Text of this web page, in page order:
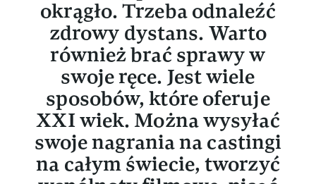
okrągło. Trzeba odnaleźć
zdrowy dystans. Warto
również brać sprawy w
swoje ręce. Jest wiele
sposobów, które oferuje
XXI wiek. Można wysyłać
swoje nagrania na castingi
na całym świecie, tworzyć